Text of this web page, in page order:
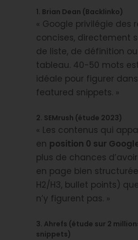
1. Brian Dean (Backlinko)
« Google privilégie des
concises, directement
de liste, de définition
tableau. 40-50 mots
idéale pour figurer
featured snippets. »
2. SEMrush (étude 2023)
« Les contenus qui
en position 0 sur
plus de chances
en page bien
H2/H3, bullet points)
n’y figurent pas. »
3. Ahrefs (étude sur 2
snippets)